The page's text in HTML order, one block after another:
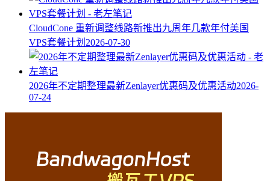
CloudCone 重新调整线路新推出九周年几款年付美国
VPS套餐计划 2026-07-30
2026年不定期整理最新Zenlayer优惠码及优惠活动2026-
07-24